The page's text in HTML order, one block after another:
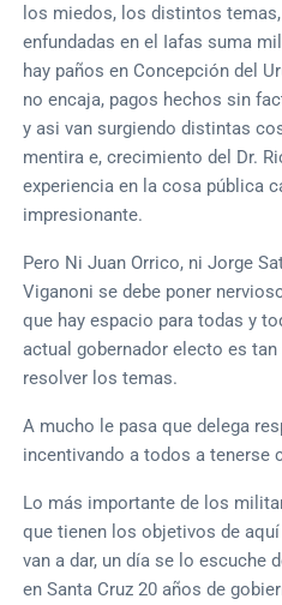
los miedos, los distintos
enfundadas en el Iafas suma
hay paños en Concepción del
no encaja, pagos hechos sin
y asi van surgiendo distintas
mentira e, crecimiento del Dr.
experiencia en la cosa pública
impresionante.
Pero Ni Juan Orrico, ni Jorge
Viganoni se debe poner
que hay espacio para todas y
actual gobernador electo es
resolver los temas.
A mucho le pasa que delega
incentivando a todos a tenerse
Lo más importante de los
que tienen los objetivos de
van a dar, un día se lo escuche
en Santa Cruz 20 años de